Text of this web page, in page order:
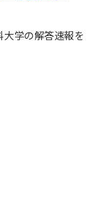
学の解答速報を